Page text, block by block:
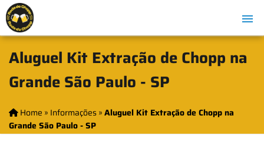
Aluguel Kit Extração de Chopp na
Grande São Paulo - SP
Home » Informações»Aluguel Kit Extração de Chopp na
Grande São Paulo - SP